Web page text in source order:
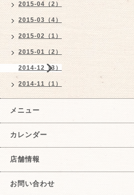
2015-04（2）
2015-03（4）
2015-02（1）
2015-01（2）
2014-12（3）
2014-11（1）
メニュー
カレンダー
店舗情報
お問い合わせ